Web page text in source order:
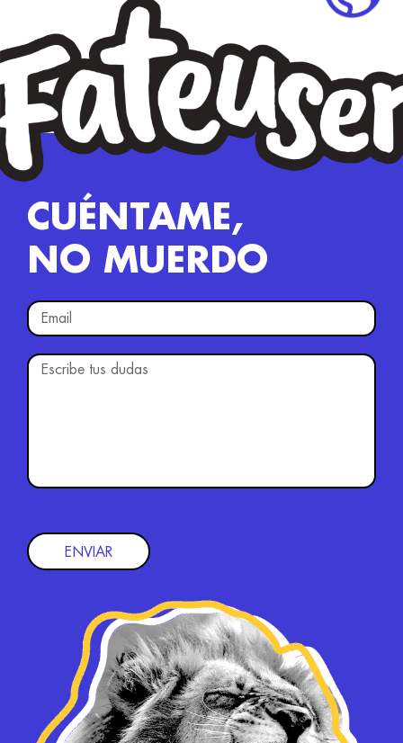
CUÉNTAME,
NO MUERDO
ENVIAR